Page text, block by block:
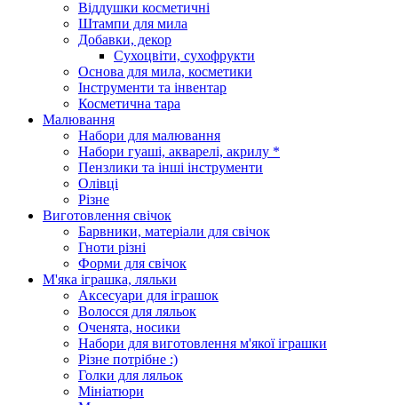
Віддушки косметичні
Штампи для мила
Добавки, декор
Сухоцвіти, сухофрукти
Основа для мила, косметики
Інструменти та інвентар
Косметична тара
Малювання
Набори для малювання
Набори гуаші, акварелі, акрилу *
Пензлики та інші інструменти
Олівці
Різне
Виготовлення свічок
Барвники, матеріали для свічок
Гноти різні
Форми для свічок
М'яка іграшка, ляльки
Аксесуари для іграшок
Волосся для ляльок
Оченята, носики
Набори для виготовлення м'якої іграшки
Різне потрібне :)
Голки для ляльок
Мініатюри